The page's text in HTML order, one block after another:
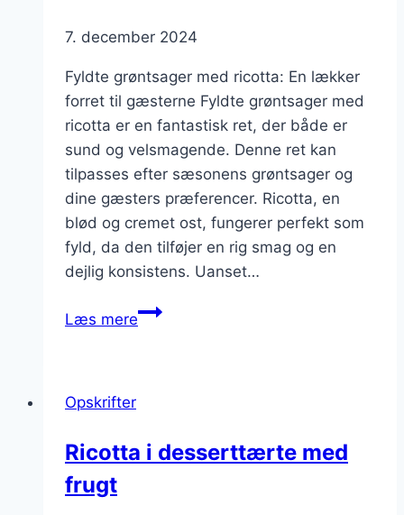
7. december 2024
Fyldte grøntsager med ricotta: En lækker
forret til gæsterne Fyldte grøntsager med
ricotta er en fantastisk ret, der både er
sund og velsmagende. Denne ret kan
tilpasses efter sæsonens grøntsager og
dine gæsters præferencer. Ricotta, en
blød og cremet ost, fungerer perfekt som
fyld, da den tilføjer en rig smag og en
dejlig konsistens. Uanset…
Læs mereFyldte
Opskrifter
Ricotta i desserttærte med
frugt